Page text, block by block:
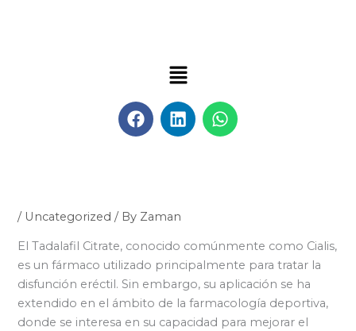
Menu
F
a
o
L
i
i
W
h
/ Uncategorized / By Zaman
El Tadalafil Citrate, conocido comúnmente como Cialis,
es un fármaco utilizado principalmente para tratar la
disfunción eréctil. Sin embargo, su aplicación se ha
extendido en el ámbito de la farmacología deportiva,
donde se interesa en su capacidad para mejorar el